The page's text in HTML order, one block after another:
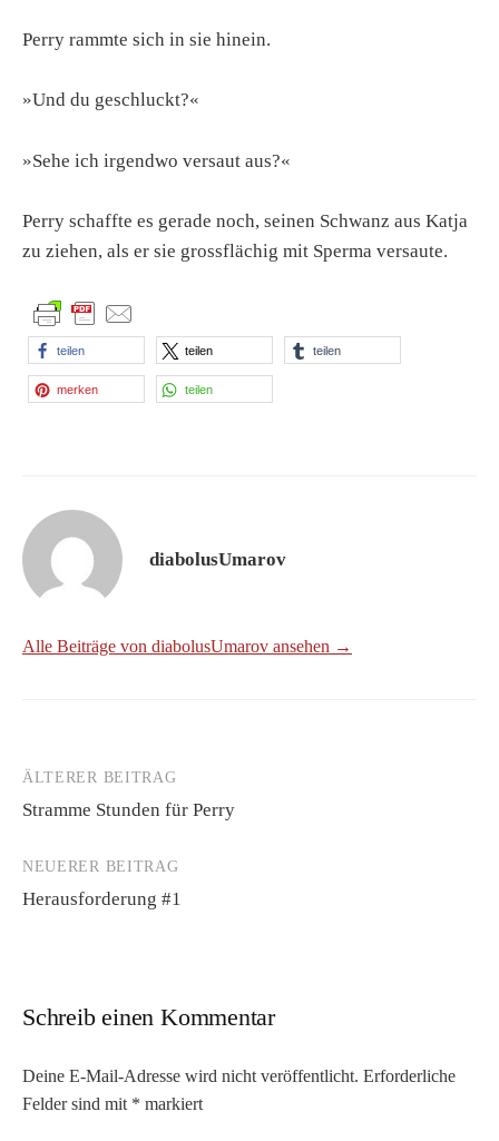
Perry rammte sich in sie hinein.
»Und du geschluckt?«
»Sehe ich irgendwo versaut aus?«
Perry schaffte es gerade noch, seinen Schwanz aus Katja
zu ziehen, als er sie grossflächig mit Sperma versaute.
teilen teilen teilen
merken teilen
diabolusUmarov
Alle Beiträge von diabolusUmarov ansehen →
Beitrags-
Navigation
ÄLTERER BEITRAG
Stramme Stunden für Perry
NEUERER BEITRAG
Herausforderung #1
Schreib einen Kommentar
Deine E-Mail-Adresse wird nicht veröffentlicht. Erforderliche
Felder sind mit * markiert